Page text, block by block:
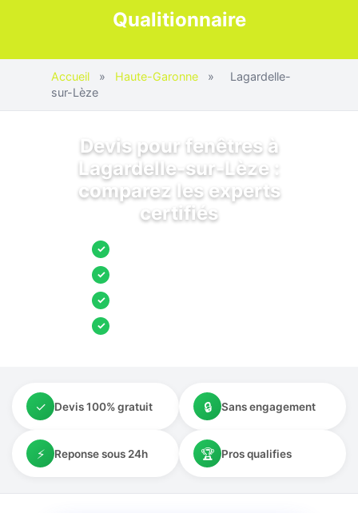
Qualitionnaire
Accueil » Haute-Garonne »
Lagardelle-
sur-Lèze
Devis pour fenêtres à
Lagardelle-sur-Lèze :
comparez les experts
certifiés
✓
✓
✓
✓
✓ Devis 100% gratuit 🔒 Sans engagement
⚡ Reponse sous 24h 🏆 Pros qualifies